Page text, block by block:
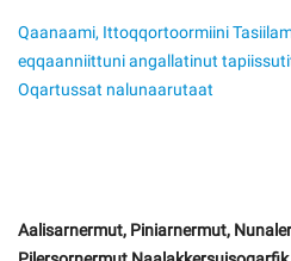
Qaanaami, Ittoqqortoormiini
eqqaanniittuni angallatinut
Oqartussat nalunaarutaat
Aalisarnermut, Piniarnermut,